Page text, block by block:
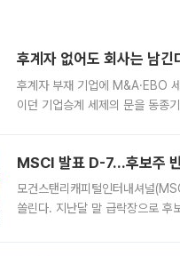
후계자 없어도 회사는 남
후계자 부재 기업에 M&A·EBO
이던 기업승계 세제의 문을 동종
MSCI 발표 D-7…후보주
모건스탠리캐피털인터내셔널
쏠린다. 지난달 말 급락장으로 후